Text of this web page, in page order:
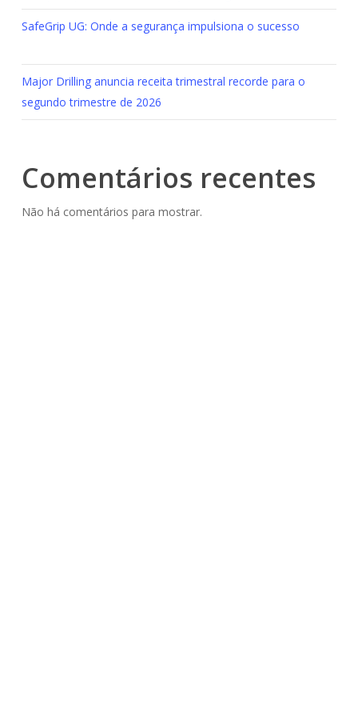
SafeGrip UG: Onde a segurança impulsiona o sucesso
Major Drilling anuncia receita trimestral recorde para o
segundo trimestre de 2026
Comentários recentes
Não há comentários para mostrar.